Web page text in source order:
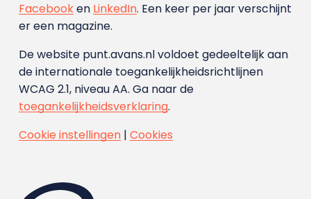
Facebooken LinkedIn. Een keer per jaar verschijnt
er een magazine.
De website punt.avans.nl voldoet gedeeltelijk aan
de internationale toegankelijkheidsrichtlijnen
WCAG 2.1, niveau AA. Ga naar de
toegankelijkheidsverklaring.
Cookie instellingen| Cookies